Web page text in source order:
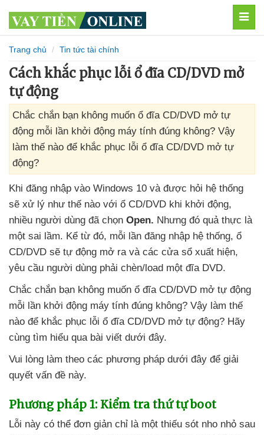
Trang chủ Tin tức tài chính
Cách khắc phục lỗi ổ đĩa CD/DVD mở
tự động
Chắc chắn bạn không muốn ổ đĩa CD/DVD mở tự
động mỗi lần khởi động máy tính đúng không? Vậy
làm thế nào để khắc phục lỗi ổ đĩa CD/DVD mở tự
động?
Khi đăng nhập vào Windows 10 và được hỏi hệ thống
sẽ xử lý như thế nào với ổ CD/DVD khi khởi động,
nhiều người dùng đã chọn Open. Nhưng đó quả thực là
một sai lầm. Kể từ đó, mỗi lần đăng nhập hệ thống, ổ
CD/DVD sẽ tự động mở ra và các cửa sổ xuất hiện,
yêu cầu người dùng phải chèn/load một đĩa DVD.
Chắc chắn bạn không muốn ổ đĩa CD/DVD mở tự động
mỗi lần khởi động máy tính đúng không? Vậy làm thế
nào để khắc phục lỗi ổ đĩa CD/DVD mở tự động? Hãy
cùng tìm hiểu qua bài viết dưới đây.
Vui lòng làm theo các phương pháp dưới đây để giải
quyết vấn đề này.
Phương pháp 1: Kiểm tra thứ tự boot
Lỗi này có thể đơn giản chỉ là một thiếu sót nho nhỏ sau